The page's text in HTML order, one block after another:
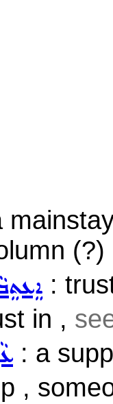
:
in ,
: a
,